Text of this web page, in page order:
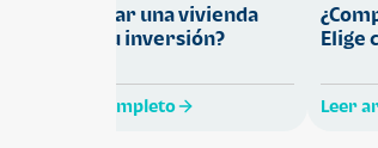
comprar una vivienda
proteja tu inversión?
artículo completo
Elige
Leer